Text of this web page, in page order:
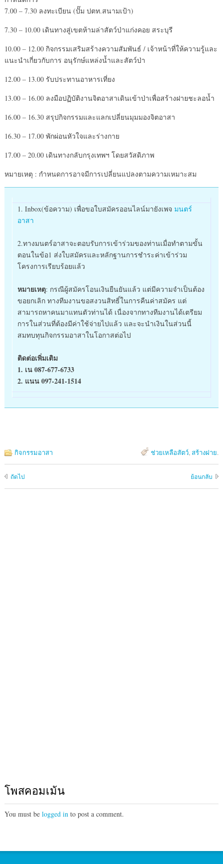
7.00 – 7.30 ลงทะเบียน (ปั๊ม ปตท.สนามเป้า)
7.30 – 10.00 เดินทางสู่เขตห้ามล่าสัตว์ป่าแก่งคอย สระบุรี
10.00 – 12.00 กิจกรรมเสริมสร้างความสัมพันธ์ / เจ้าหน้าที่ให้ความรู้และ
แนะนำเกี่ยวกับการ อนุรักษ์แหล่งน้ำและสัตว์ป่า
12.00 – 13.00 รับประทานอาหารเที่ยง
13.00 – 16.00 ลงมือปฏิบัติงานจิตอาสาเดินเข้าป่าเพื่อสร้างฝายชะลอน้ำ
16.00 – 16.30 สรุปกิจกรรมและแลกเปลี่ยนมุมมองจิตอาสา
16.30 – 17.00 พักผ่อนหัวใจและร่างกาย
17.00 – 20.00 เดินทางกลับกรุงเทพฯ โดยสวัสดิภาพ
หมายเหตุ : กำหนดการอาจมีการเปลี่ยนแปลงตามความเหมาะสม
1. Inbox(ข้อความ) เพื่อขอใบสมัครออนไลน์มายังเพจ มนตร์
อาสา
2.ทางมนตร์อาสาจะตอบรับการเข้าร่วมของท่านเมื่อทำตามขั้น
ตอนในข้อ1 ส่งใบสมัครและหลักฐานการชำระค่าเข้าร่วม
โครงการเรียบร้อยแล้ว
หมายเหตุ: กรณีผู้สมัครโอนเงินยืนยันแล้ว แต่มีความจำเป็นต้อง
ขอยกเลิก ทางทีมงานขอสงวนสิทธิ์ในการคืนค่าสมัคร แต่
สามารถหาคนมาแทนตัวท่านได้ เนื่องจากทางทีมงานได้เตรียม
การในส่วนที่ต้องมีค่าใช้จ่ายไปแล้ว และจะนำเงินในส่วนนี้
สมทบทุนกิจกรรมอาสาในโอกาสต่อไป
ติดต่อเพิ่มเติม
1. เน 087-677-6733
2. แนน 097-241-1514
กิจกรรมอาสา ช่วยเหลือสัตว์,สร้างฝาย.
ถัดไป ย้อนกลับ
โพสคอมเม้น
You must be logged into post a comment.